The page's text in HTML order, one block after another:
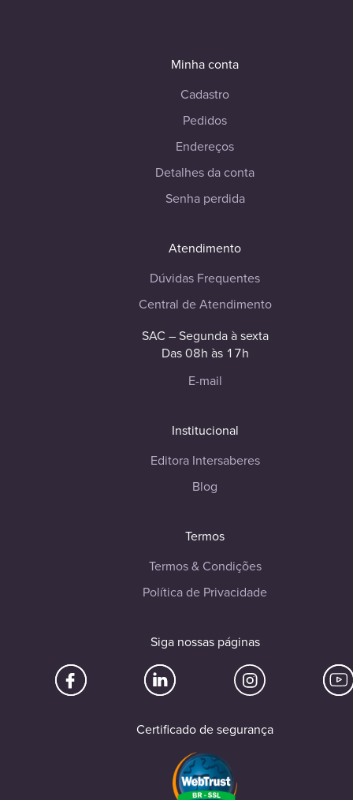
Minha conta
Cadastro
Pedidos
Endereços
Detalhes da conta
Senha perdida
Atendimento
Dúvidas Frequentes
Central de Atendimento
SAC – Segunda à sexta
Das 08h às 17h
E-mail
Institucional
Editora Intersaberes
Blog
Termos
Termos & Condições
Política de Privacidade
Siga nossas páginas
Certificado de segurança